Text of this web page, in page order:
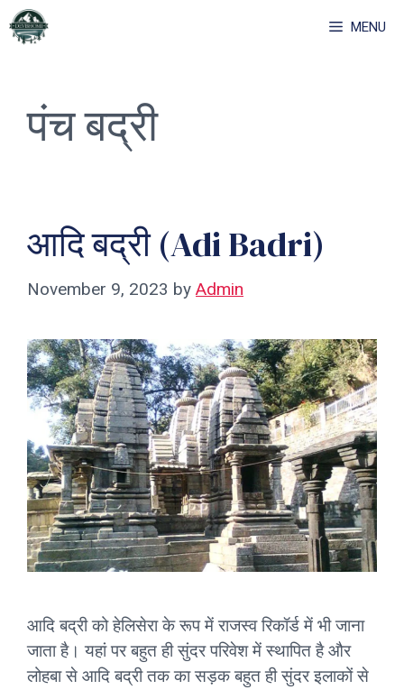
Skip
to
MENU
पंच बद्री
आदि बद्री (Adi Badri)
November 9, 2023 by Admin
आदि बद्री को हेलिसेरा के रूप में राजस्व रिकॉर्ड में भी जाना
जाता है। यहां पर बहुत ही सुंदर परिवेश में स्थापित है और
लोहबा से आदि बद्री तक का सड़क बहुत ही सुंदर इलाकों से